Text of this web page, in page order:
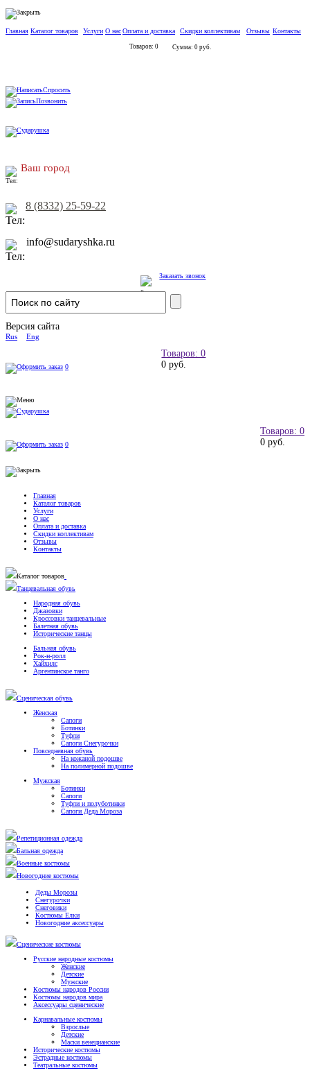
Главная Каталог товаров Услуги О насОплата и доставка Скидки коллективам Отзывы Контакты
Товаров: 0 Сумма: 0 руб.
Спросить
Позвонить
Ваш город
8 (8332) 25-59-22
info@sudaryshka.ru
Заказать звонок
Версия сайта
Rus Eng
Товаров: 0
0 руб.
0
Товаров: 0
0 руб.
0
Главная
Каталог товаров
Услуги
О нас
Оплата и доставка
Скидки коллективам
Отзывы
Контакты
Каталог товаров
Танцевальная обувь
Народная обувь
Джазовки
Кроссовки танцевальные
Балетная обувь
Исторические танцы
Бальная обувь
Рок-н-ролл
Хайхилс
Аргентинское танго
Сценическая обувь
Женская
Сапоги
Ботинки
Туфли
Сапоги Снегурочки
Повседневная обувь
На кожаной подошве
На полимерной подошве
Мужская
Ботинки
Сапоги
Туфли и полуботинки
Сапоги Деда Мороза
Репетиционная одежда
Бальная одежда
Военные костюмы
Новогодние костюмы
Деды Морозы
Снегурочки
Снеговики
Костюмы Елки
Новогодние аксессуары
Сценические костюмы
Русские народные костюмы
Женские
Детские
Мужские
Костюмы народов России
Костюмы народов мира
Аксессуары сценические
Карнавальные костюмы
Взрослые
Детские
Маски венецианские
Исторические костюмы
Эстрадные костюмы
Театральные костюмы